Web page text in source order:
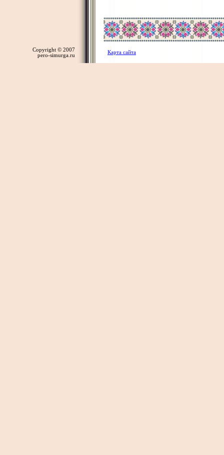
Copyright © 2007
pero-simurga.ru
Карта сайта